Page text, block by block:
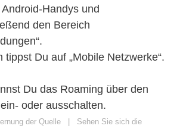
Handys und
den Bereich
tippst Du auf „Mobile Netzwerke“.
Du das Roaming über den
oder ausschalten.
der Quelle | Sehen Sie sich die